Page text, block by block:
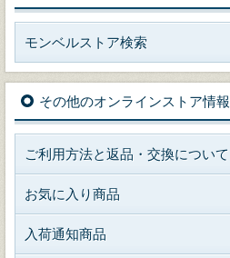
モンベルストア検索
その他のオンラインストア情報
ご利用方法と返品・交換について
お気に入り商品
入荷通知商品